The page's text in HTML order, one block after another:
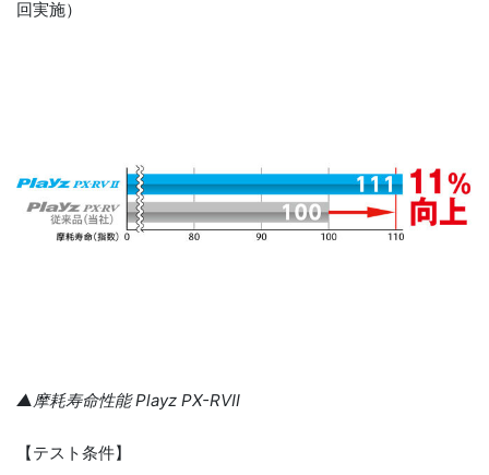
回実施）
▲摩耗寿命性能 Playz PX-RVⅡ
【テスト条件】